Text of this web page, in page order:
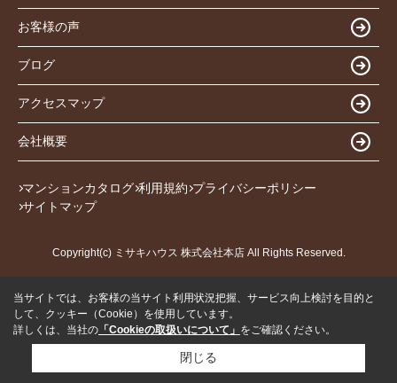
お客様の声
ブログ
アクセスマップ
会社概要
マンションカタログ 利用規約 プライバシーポリシー
サイトマップ
Copyright(c) ミサキハウス 株式会社本店 All Rights Reserved.
当サイトでは、お客様の当サイト利用状況把握、サービス向上検討を目的と
して、クッキー（Cookie）を使用しています。
詳しくは、当社の 「Cookieの取扱いについて」 をご確認ください。
閉じる